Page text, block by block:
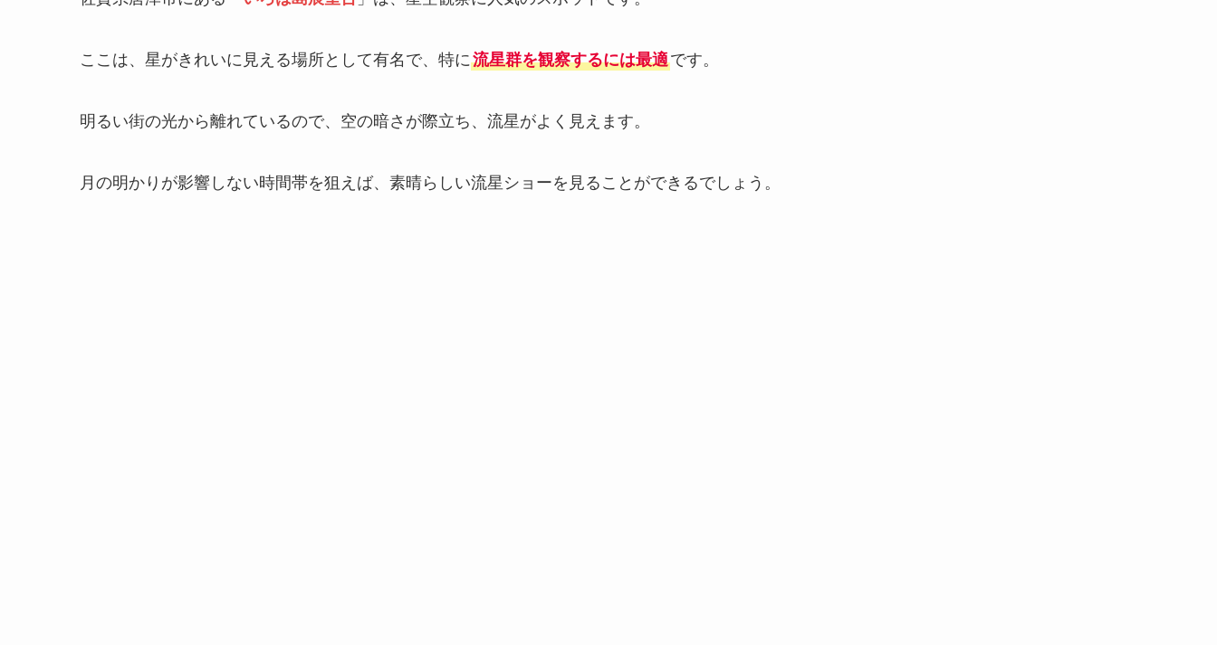
ここは、星がきれいに見える場所として有名で、特に 流星群を観察するには最適です。
明るい街の光から離れているので、空の暗さが際立ち、流星がよく見えます。
月の明かりが影響しない時間帯を狙えば、素晴らしい流星ショーを見ることができるでしょう。